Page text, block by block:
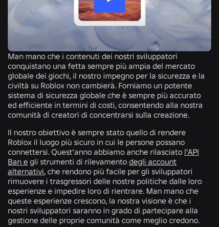
Man mano che i contenuti dei nostri sviluppatori
conquistano una fetta sempre più ampia del mercato
globale dei giochi, il nostro impegno per la sicurezza e la
civiltà su Roblox non cambierà. Forniamo un potente
sistema di sicurezza globale che è sempre più accurato
ed efficiente in termini di costi, consentendo alla nostra
comunità di creatori di concentrarsi sulla creazione.
Il nostro obiettivo è sempre stato quello di rendere
Roblox il luogo più sicuro in cui le persone possano
connettersi. Quest'anno abbiamo anche rilasciato l'API
Ban e gli strumenti di rilevamento degli account
alternativi, che rendono più facile per gli sviluppatori
rimuovere i trasgressori delle nostre politiche dalle loro
esperienze e impedire loro di rientrare. Man mano che
queste esperienze crescono, la nostra visione è che i
nostri sviluppatori saranno in grado di partecipare alla
gestione delle proprie comunità come meglio credono.